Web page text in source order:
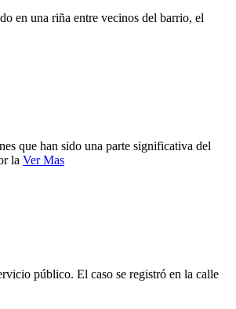
en una riña entre vecinos del barrio, el
que han sido una parte significativa del
la Ver Mas
público. El caso se registró en la calle